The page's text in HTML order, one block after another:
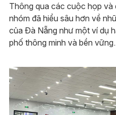
Thông qua các cuộc họp
nhóm đã hiểu sâu hơn về
của Đà Nẵng như một ví dụ
phố thông minh và bền vững.​